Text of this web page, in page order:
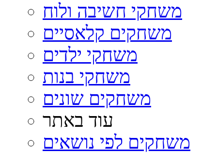
משחקי חשיבה ולוח
משחקים קלאסיים
משחקי ילדים
משחקי בנות
משחקים שונים
עוד באתר
משחקים לפי נושאים